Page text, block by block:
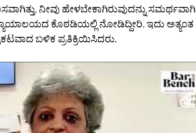
ನೀವು ಹೇಳಬೇಕಾಗಿರುವುದನ್ನು ಸಮರ್ಥವಾಗಿ
ನ್ಯಾಯಾಲಯದ ಕೊಠಡಿಯಲ್ಲಿ ನೋಡಿದ್ದೀರಿ. ಇದು ಅತ್ಯಂತ
ಬಳಿಕ ಪ್ರತಿಕ್ರಿಯಿಸಿದರು.